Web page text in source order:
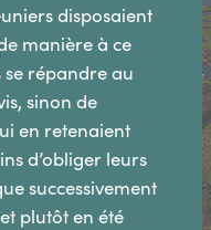
disposaient
manière à ce
se répandre au
sinon de
en retenaient
d’obliger leurs
successivement
plutôt en été